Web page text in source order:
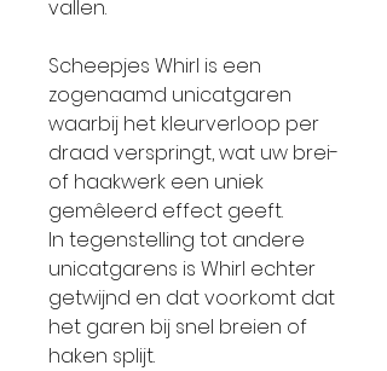
vallen.
Scheepjes Whirl is een
zogenaamd unicatgaren
waarbij het kleurverloop per
draad verspringt, wat uw brei-
of haakwerk een uniek
gemêleerd effect geeft.
In tegenstelling tot andere
unicatgarens is Whirl echter
getwijnd en dat voorkomt dat
het garen bij snel breien of
haken splijt.